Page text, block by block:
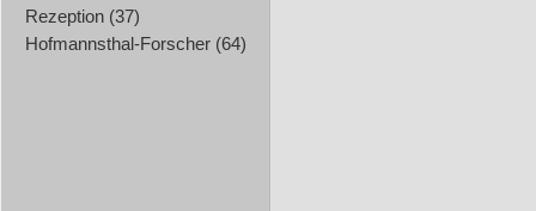
Rezeption (37)
Hofmannsthal-Forscher (64)